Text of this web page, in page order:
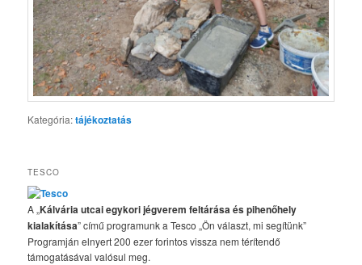
Kategória:tájékoztatás
TESCO
A „Kálvária utcai egykori jégverem feltárása és pihenőhely
kialakítása” című programunk a Tesco „Ön választ, mi segítünk”
Programján elnyert 200 ezer forintos vissza nem térítendő
támogatásával valósul meg.